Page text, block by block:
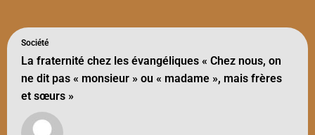
Société
La fraternité chez les évangéliques « Chez nous, on
ne dit pas « monsieur » ou « madame », mais frères
et sœurs »